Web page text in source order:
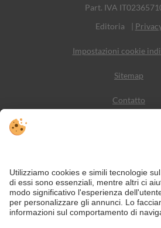
Part. IVA
Editoria
|
Impostazioni cookie
Sitemap
Contatto
VIVODolomiti è il portale di viaggio
montagna indimenticabile – con